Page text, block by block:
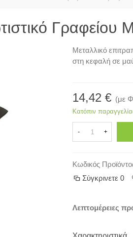
Γραφείου
Μεταλλικό
στη κεφαλή σε
14,42 € (με
Κατόπιν
- +
Κωδικός
Σύγκρινετε 0
Λεπτομέρειες